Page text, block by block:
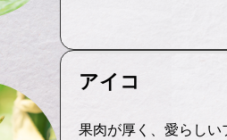
アイコ
果肉が厚く、愛らしい